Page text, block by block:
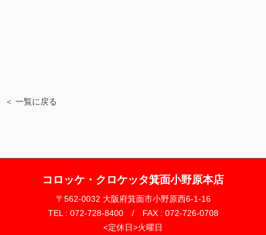
＜ 一覧に戻る
コロッケ・クロケッタ箕面小野原本店
〒562-0032 大阪府箕面市小野原西6-1-16
TEL : 072-728-8400 / FAX : 072-726-0708
<定休日>火曜日